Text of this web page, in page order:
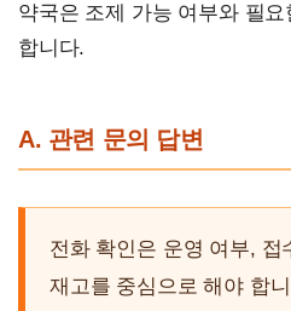
약국은 조제 가능 여부와 필
합니다.
A. 관련 문의 답변
전화 확인은 운영 여부, 접
재고를 중심으로 해야 합